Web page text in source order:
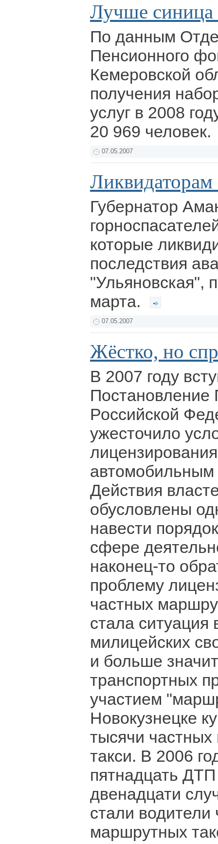
Лучше синица
По данным
Пенсионного
Кемеровской
получения
услуг в 2008
20 969 человек.
07.05.2007
Ликвидаторам
Губернатор
которые
последствия
"Ульяновская",
марта.
07.05.2007
Жёстко, но
В 2007 году
Постановление
Российской
ужесточило
автомобильным
Действия
обусловлены
навести
сфере
наконец-то
проблему
частных
стала ситуация
милицейских
и больше
транспортных
участием
Новокузнецке
тысячи
такси. В 2006
пятнадцать
двенадцати
стали водители
маршрутных